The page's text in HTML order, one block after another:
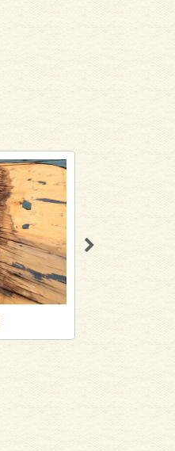
屋根